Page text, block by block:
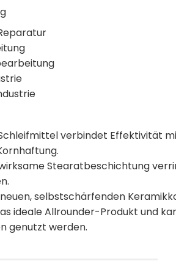
verbindet Effektivität
Stearatbeschichtung
selbstschärfenden
ideale Allrounder-Produkt und
genutzt werden.